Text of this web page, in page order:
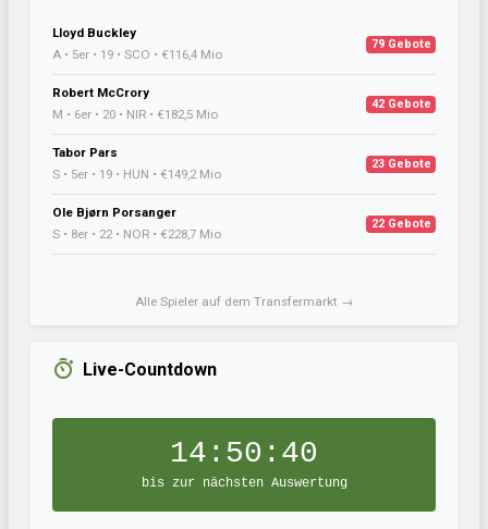
Lloyd Buckley
A • 5er • 19 • SCO • €116,4 Mio
79 Gebote
Robert McCrory
M • 6er • 20 • NIR • €182,5 Mio
42 Gebote
Tabor Pars
S • 5er • 19 • HUN • €149,2 Mio
23 Gebote
Ole Bjørn Porsanger
S • 8er • 22 • NOR • €228,7 Mio
22 Gebote
Alle Spieler auf dem Transfermarkt →
Live-Countdown
14:50:39
bis zur nächsten Auswertung